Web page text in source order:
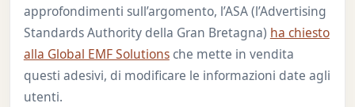
approfondimenti sull’argomento, l’ASA (l’Advertising
Standards Authority della Gran Bretagna) ha chiesto
alla Global EMF Solutionsche mette in vendita
questi adesivi, di modificare le informazioni date agli
utenti.